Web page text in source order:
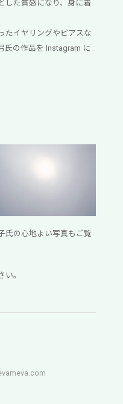
した質感になり、身に着
たイヤリングやピアスな
氏の作品を Instagram に
氏の心地よい写真もご覧
。